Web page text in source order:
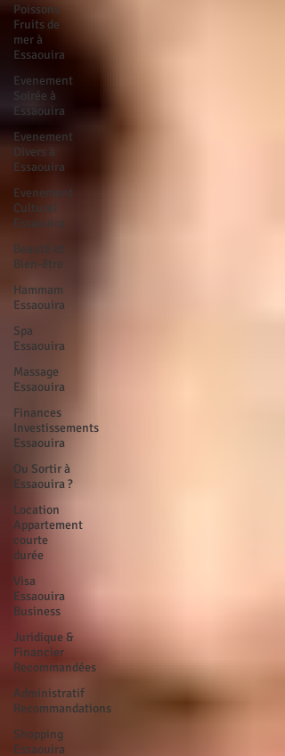
Poissons
Fruits de
mer à
Essaouira
Evenement
Soirée à
Essaouira
Evenement
Divers à
Essaouira
Evenement
Culturel
Essaouira
Beauté et
Bien-être
Hammam
Essaouira
Spa
Essaouira
Massage
Essaouira
Finances
Investissements
Essaouira
Ou Sortir à
Essaouira ?
Location
Appartement
courte
durée
Visa
Essaouira
Business
Juridique &
Financier
Recommandées
Administratif
Recommandations
Shopping
Essaouira